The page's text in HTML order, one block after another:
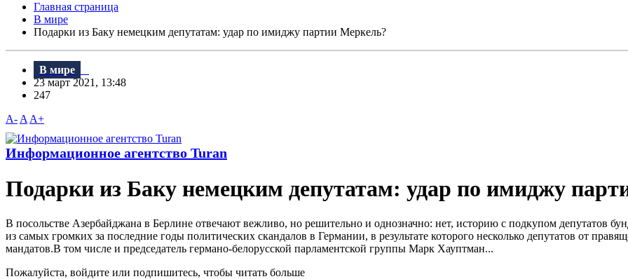
Главная страница
В мире
Подарки из Баку немецким депутатам: удар по имиджу партии Меркель?
В мире
23 март 2021, 13:48
247
A- A A+
Информационное агентство Turan
Подарки из Баку немецким депутатам: удар по имиджу
В посольстве Азербайджана в Берлине отвечают вежливо, но решительно и однозначно: нет, историю с подкупом депутатов
из самых громких за последние годы политических скандалов в Германии, в результате которого несколько депутатов от
мандатов.В том числе и председатель германо-белорусской парламентской группы Марк Хауптман...
Пожалуйста, войдите или подпишитесь, чтобы читать больше